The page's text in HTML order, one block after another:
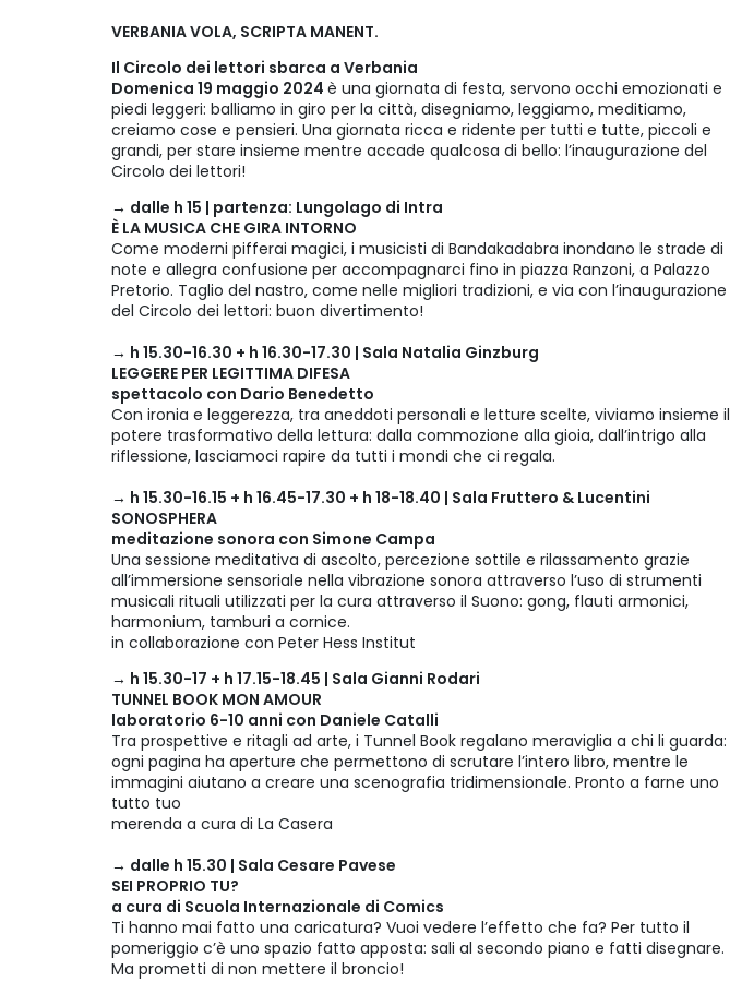
VERBANIA VOLA, SCRIPTA MANENT.
Il Circolo dei lettori sbarca a Verbania
Domenica 19 maggio 2024 è una giornata di festa, servono occhi emozionati e
piedi leggeri: balliamo in giro per la città, disegniamo, leggiamo, meditiamo,
creiamo cose e pensieri. Una giornata ricca e ridente per tutti e tutte, piccoli e
grandi, per stare insieme mentre accade qualcosa di bello: l’inaugurazione del
Circolo dei lettori!
→ dalle h 15 | partenza: Lungolago di Intra
È LA MUSICA CHE GIRA INTORNO
Come moderni pifferai magici, i musicisti di Bandakadabra inondano le strade di
note e allegra confusione per accompagnarci fino in piazza Ranzoni, a Palazzo
Pretorio. Taglio del nastro, come nelle migliori tradizioni, e via con l’inaugurazione
del Circolo dei lettori: buon divertimento!
→ h 15.30-16.30 + h 16.30-17.30 | Sala Natalia Ginzburg
LEGGERE PER LEGITTIMA DIFESA
spettacolo con Dario Benedetto
Con ironia e leggerezza, tra aneddoti personali e letture scelte, viviamo insieme il
potere trasformativo della lettura: dalla commozione alla gioia, dall’intrigo alla
riflessione, lasciamoci rapire da tutti i mondi che ci regala.
→ h 15.30-16.15 + h 16.45-17.30 + h 18-18.40 | Sala Fruttero & Lucentini
SONOSPHERA
meditazione sonora con Simone Campa
Una sessione meditativa di ascolto, percezione sottile e rilassamento grazie
all’immersione sensoriale nella vibrazione sonora attraverso l’uso di strumenti
musicali rituali utilizzati per la cura attraverso il Suono: gong, flauti armonici,
harmonium, tamburi a cornice.
in collaborazione con Peter Hess Institut
→ h 15.30-17 + h 17.15-18.45 | Sala Gianni Rodari
TUNNEL BOOK MON AMOUR
laboratorio 6-10 anni con Daniele Catalli
Tra prospettive e ritagli ad arte, i Tunnel Book regalano meraviglia a chi li guarda:
ogni pagina ha aperture che permettono di scrutare l’intero libro, mentre le
immagini aiutano a creare una scenografia tridimensionale. Pronto a farne uno
tutto tuo
merenda a cura di La Casera
→ dalle h 15.30 | Sala Cesare Pavese
SEI PROPRIO TU?
a cura di Scuola Internazionale di Comics
Ti hanno mai fatto una caricatura? Vuoi vedere l’effetto che fa? Per tutto il
pomeriggio c’è uno spazio fatto apposta: sali al secondo piano e fatti disegnare.
Ma prometti di non mettere il broncio!